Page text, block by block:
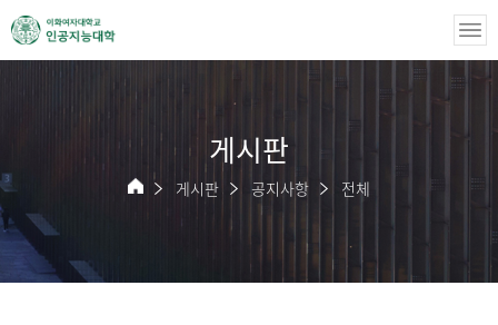
게시판
게시판 공지사항 전체